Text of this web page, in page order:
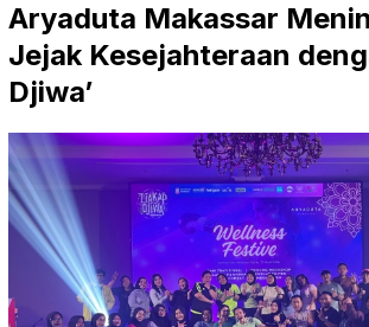
Aryaduta Makassar
Jejak Kesejahteraan
Djiwa’